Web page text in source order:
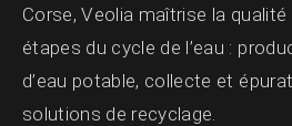
Corse, Veolia maîtrise la qualité
étapes du cycle de l’eau :
d’eau potable, collecte et
solutions de recyclage.